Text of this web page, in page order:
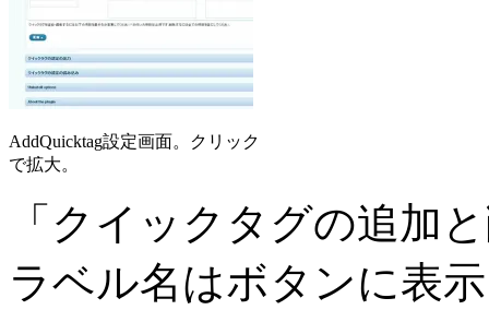
AddQuicktag設定画面。クリック
で拡大。
「クイックタグの追加
ラベル名はボタンに表